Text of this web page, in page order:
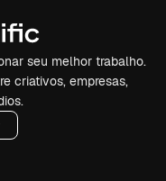
seu melhor trabalho.
criativos, empresas,